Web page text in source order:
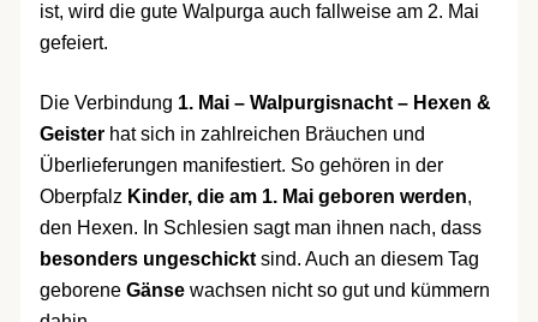
ist, wird die gute Walpurga auch fallweise am 2. Mai
gefeiert.
Die Verbindung 1. Mai – Walpurgisnacht – Hexen &
Geisterhat sich in zahlreichen Bräuchen und
Überlieferungen manifestiert. So gehören in der
OberpfalzKinder, die am 1. Mai geboren werden,
den Hexen. In Schlesien sagt man ihnen nach, dass
besonders ungeschicktsind. Auch an diesem Tag
geborene Gänsewachsen nicht so gut und kümmern